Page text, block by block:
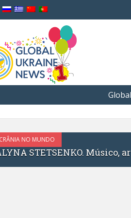
UCRÂNIA NO MUNDO